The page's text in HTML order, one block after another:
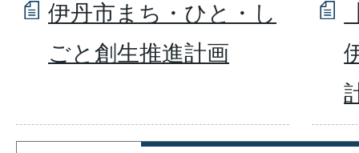
伊丹市まち・ひと・し
ごと創生推進計画